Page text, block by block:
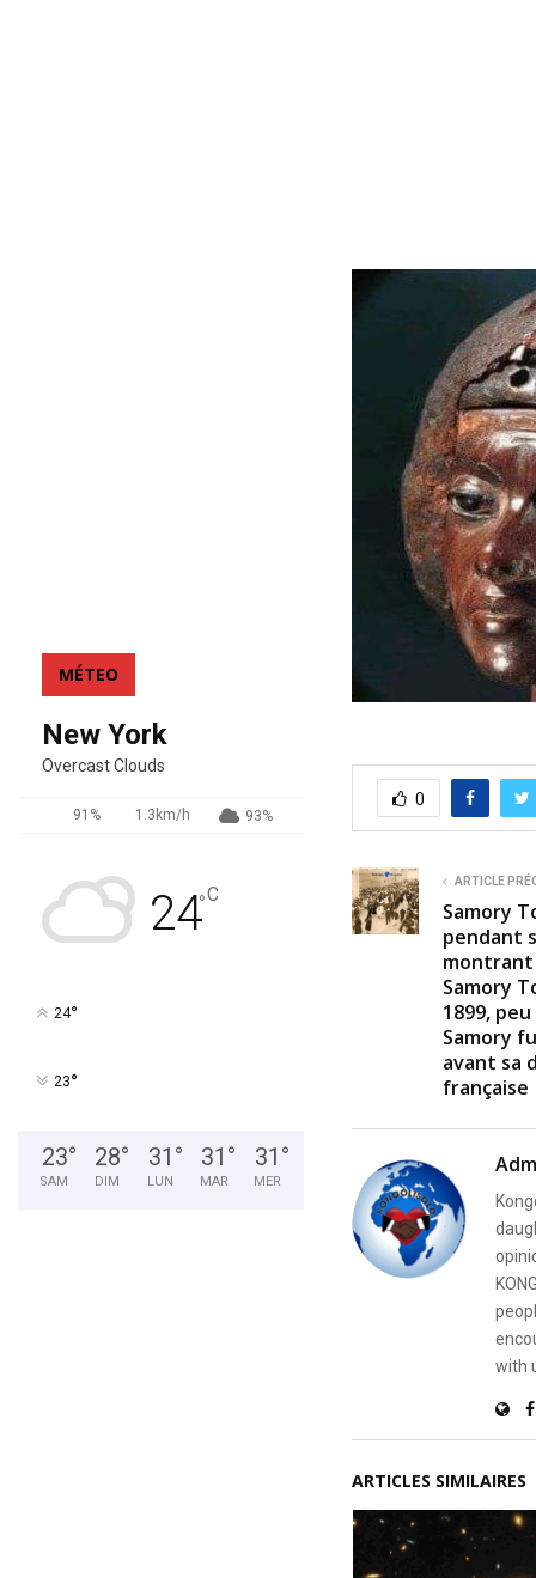
0
ARTICLE
Samory
pendant
montrant
Samory
1899,
Samory
avant sa
française
with
ARTICLES SIMILAIRES
MÉTEO
New York
Overcast Clouds
91% 1.3km/h 93%
24°C
24°
23°
23°
SAM
28°
DIM
31 °
LUN
31 °
MAR
31 °
MER